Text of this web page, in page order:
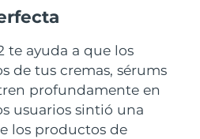
te ayuda a que los
de tus cremas, sérums
profundamente en
usuarios sintió una
los productos de
Entrega prevista
Entrega prevista
Entrega prevista8/12/26